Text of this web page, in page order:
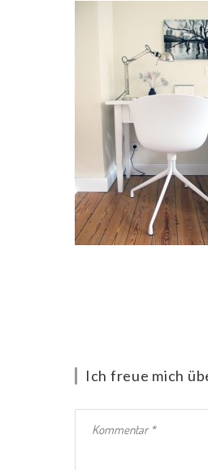
Ich freue mich